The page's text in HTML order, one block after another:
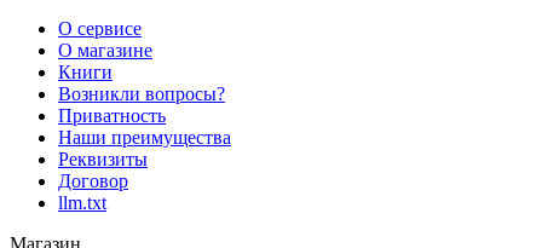
О сервисе
О магазине
Книги
Возникли вопросы?
Приватность
Наши преимущества
Реквизиты
Договор
llm.txt